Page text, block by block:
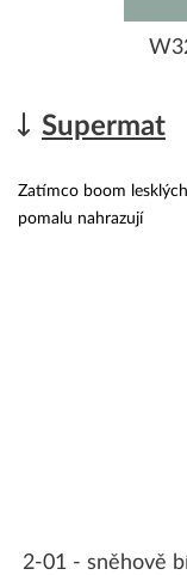
Supermat
Zatímco boom
pomalu nahrazují
2-01 - sněhově